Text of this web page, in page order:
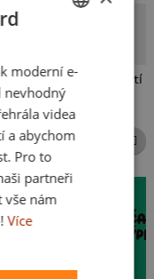
co si neodpustí
SLOVAK
moderní e-
nevhodný
videa
a abychom
Pro to
partneři
vše nám
Více